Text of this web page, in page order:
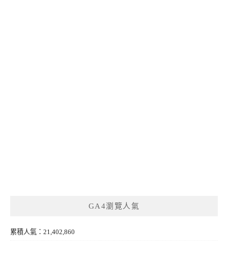
GA4瀏覽人氣
累積人氣：21,402,860